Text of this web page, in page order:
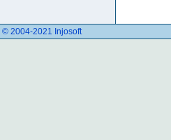
© 2004-2021 Injosoft